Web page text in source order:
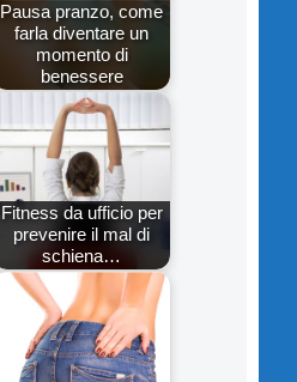
Pausa pranzo, come
farla diventare un
momento di
benessere
Fitness da ufficio per
prevenire il mal di
schiena…